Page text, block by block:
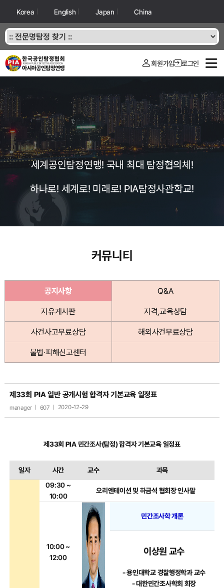
Korea English Japan China
회원가입 로그인
세계공인탐정연맹! 국내 최대 탐정협의체!
하나로! 세계로! 미래로! PIA탐정사관학교!
커뮤니티
공지사항 Q&A
자유게시판 자격,교육상담
사건사고무료상담 해외사건무료상담
불법·피해신고센터
제33회 PIA 일반 공개시험 합격자 기본교육 일정표
manager 607 2020-12-29
제33회 PIA 민간조사(탐정) 합격자 기본교육 일정표
일자 시간 교수 과목
09:30 ~
10:00
오리엔테이션 및 하금석 협회장 인사말
10:00 ~
12:00
민간조사학 개론
이상원 교수
- 용인대학교 경찰행정학과 교수
- 대한민간조사학회 회장